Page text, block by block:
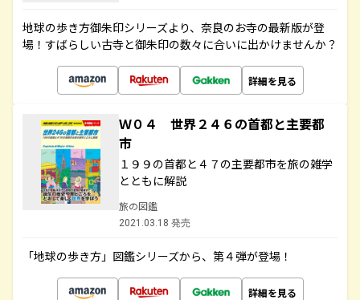
地球の歩き方御朱印シリーズより、奈良のお寺の最新版が登
場！すばらしい古寺と御朱印の数々に合いに出かけませんか？
詳細を見る
Ｗ０４ 世界２４６の首都と主要都
市
１９９の首都と４７の主要都市を旅の雑学
とともに解説
旅の図鑑
2021.03.18 発売
「地球の歩き方」図鑑シリーズから、第４弾が登場！
詳細を見る